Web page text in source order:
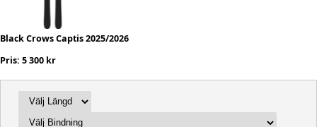
Black Crows Captis 2025/2026
Pris: 5 300 kr